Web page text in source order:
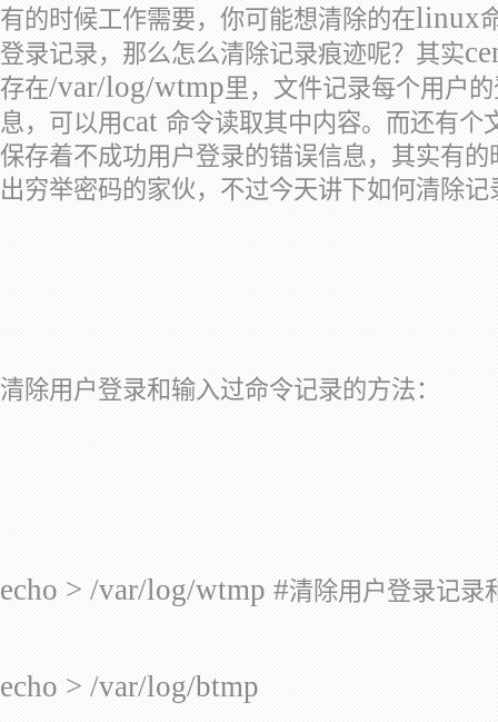
有的时候工作需要，你可能想清除的在linux
登录记录，那么怎么清除记录痕迹呢？其实
存在/var/log/wtmp里，文件记录每个用户
息，可以用cat 命令读取其中内容。而还有个
保存着不成功用户登录的错误信息，其实有
出穷举密码的家伙，不过今天讲下如何清除记
清除用户登录和输入过命令记录的方法：
echo > /var/log/wtmp #清除用户登录记录
echo > /var/log/btmp